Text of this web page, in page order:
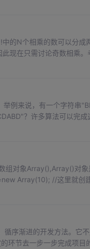
的N个相乘的数可以分成
现在只需讨论奇数相乘。
5，15，25，35,...，可
例来说，有一个字符串
？许多算法可以完成
起头的那个K就是著名科
组对象Array(),Array()对象
Array(10); //这里就创
,不会像C语言那样发生错
序渐进的开发方法。它
环节去一步一步完成项目